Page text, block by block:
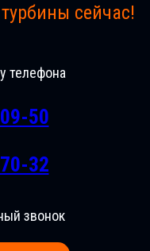
сейчас!
телефона
50
32
звонок